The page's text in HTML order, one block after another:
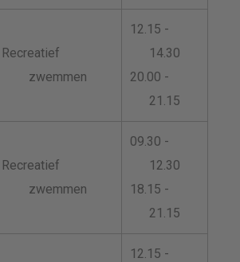
Recreatief
zwemmen
12.15 -
14.30
20.00 -
21.15
Recreatief
zwemmen
09.30 -
12.30
18.15 -
21.15
12.15 -